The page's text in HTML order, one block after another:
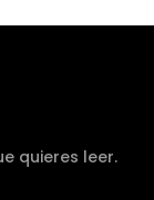
quieres leer.